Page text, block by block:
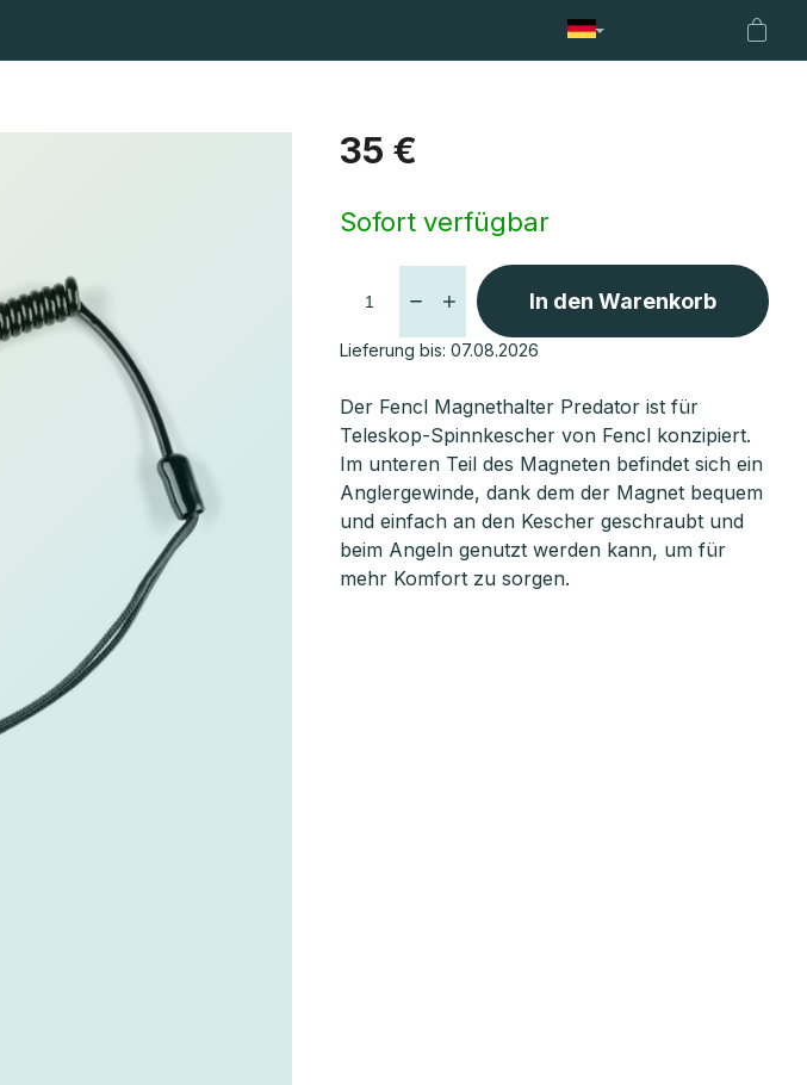
Fencl Treueprogramm
35 €
Sofort verfügbar
Lieferung bis: 07.08.2026
In den Warenkorb
Der Fencl Magnethalter Predator ist für
Teleskop-Spinnkescher von Fencl konzipiert.
Im unteren Teil des Magneten befindet sich ein
Anglergewinde, dank dem der Magnet bequem
und einfach an den Kescher geschraubt und
beim Angeln genutzt werden kann, um für
mehr Komfort zu sorgen.